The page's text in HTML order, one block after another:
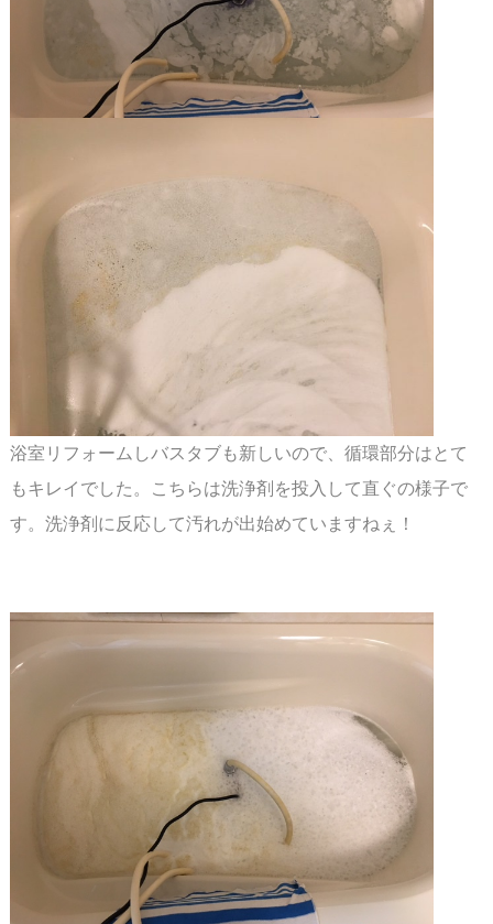
浴室リフォームしバスタブも新しいので、循環部分はとて
もキレイでした。
こちらは洗浄剤を投入して直ぐの様子で
す。洗浄剤に反応して汚れが出始めていますねぇ！